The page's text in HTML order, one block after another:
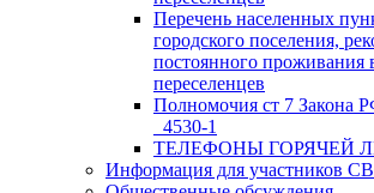
Перечень населенных
городского поселения,
постоянного
переселенцев
Полномочия ст 7 Закона
_4530-1
ТЕЛЕФОНЫ ГОРЯЧЕЙ
Информация для участников